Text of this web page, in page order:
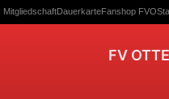
MitgliedschaftDauerkarteFanshop FVO
FV